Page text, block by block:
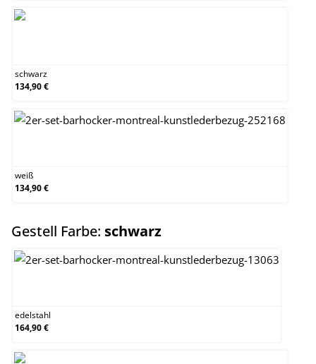
schwarz
134,90 €
weiß
134,90 €
Gestell Farbe: schwarzauswählen
edelstahl
164,90 €